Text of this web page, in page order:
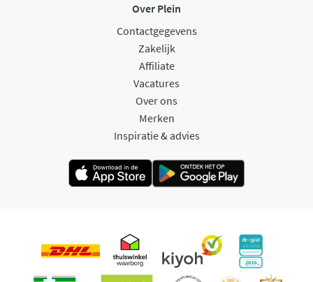
Over Plein
Contactgegevens
Zakelijk
Affiliate
Vacatures
Over ons
Merken
Inspiratie & advies